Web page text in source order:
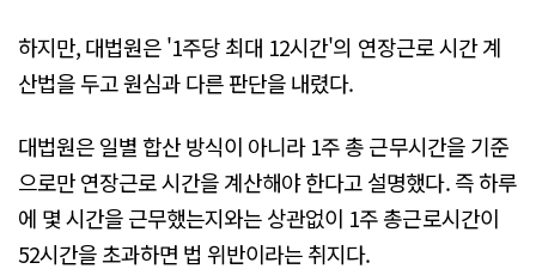
하지만, 대법원은 '1주당 최대 12시간'의 연장근로 시간 계
산법을 두고 원심과 다른 판단을 내렸다.
대법원은 일별 합산 방식이 아니라 1주 총 근무시간을 기준
으로만 연장근로 시간을 계산해야 한다고 설명했다. 즉 하루
에 몇 시간을 근무했는지와는 상관없이 1주 총근로시간이
52시간을 초과하면 법 위반이라는 취지다.